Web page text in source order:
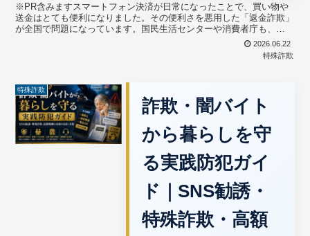
※PR含みますスマートフォン決済が日常になったことで、買い物や
送金はとても便利になりました。その便利さを悪用した「返金詐欺」
が全国で問題になっています。国民生活センターや消費者庁も、
「○○ペイで返金します」と言われたら詐欺を疑うよう注意喚起...
2026.06.22
特殊詐欺
特殊詐欺
詐欺・闇バイト
から暮らしを守
る実践防犯ガイ
ド｜SNS勧誘・
特殊詐欺・高額